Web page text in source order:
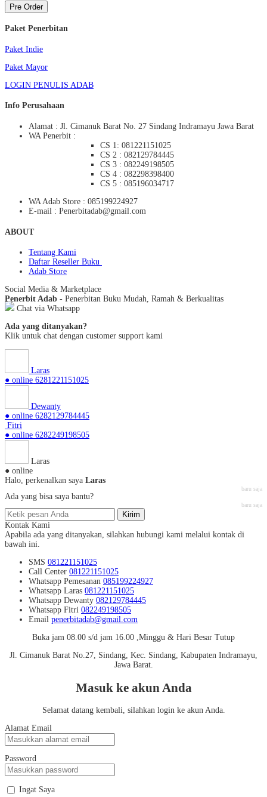
Pre Order
Paket Penerbitan
Paket Indie
Paket Mayor
LOGIN PENULIS ADAB
Info Perusahaan
Alamat : Jl. Cimanuk Barat No. 27 Sindang Indramayu Jawa Barat
WA Penerbit :
CS 1: 081221151025
CS 2 : 082129784445
CS 3 : 082249198505
CS 4 : 082298398400
CS 5 : 085196034717
WA Adab Store : 085199224927
E-mail : Penerbitadab@gmail.com
ABOUT
Tentang Kami
Daftar Reseller Buku
Adab Store
Social Media & Marketplace
Penerbit Adab - Penerbitan Buku Mudah, Ramah & Berkualitas
Chat via Whatsapp
Ada yang ditanyakan?
Klik untuk chat dengan customer support kami
Laras
● online 6281221151025
Dewanty
● online 6282129784445
Fitri
● online 6282249198505
Laras
● online
Halo, perkenalkan saya Laras
baru saja
Ada yang bisa saya bantu?
baru saja
Kirim
Kontak Kami
Apabila ada yang ditanyakan, silahkan hubungi kami melalui kontak di
bawah ini.
SMS 081221151025
Call Center 081221151025
Whatsapp Pemesanan 085199224927
Whatsapp Laras 081221151025
Whatsapp Dewanty 082129784445
Whatsapp Fitri 082249198505
Email penerbitadab@gmail.com
Buka jam 08.00 s/d jam 16.00 ,Minggu & Hari Besar Tutup
Jl. Cimanuk Barat No.27, Sindang, Kec. Sindang, Kabupaten Indramayu,
Jawa Barat.
Masuk ke akun Anda
Selamat datang kembali, silahkan login ke akun Anda.
Alamat Email
Password
Ingat Saya